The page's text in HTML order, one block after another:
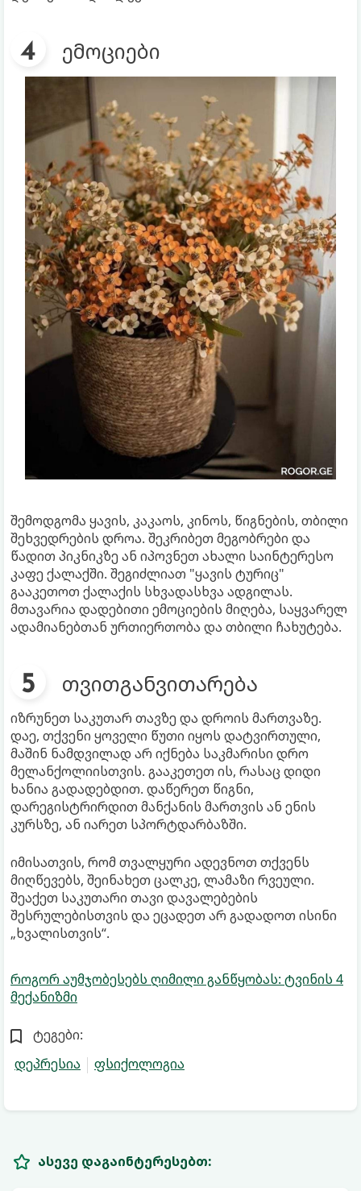
ემოციები
შემოდგომა ყავის, კაკაოს, კინოს, წიგნების, თბილი
შეხვედრების დროა. შეკრიბეთ მეგობრები და
წადით პიკნიკზე ან იპოვნეთ ახალი საინტერესო
კაფე ქალაქში. შეგიძლიათ "ყავის ტურიც"
გააკეთოთ ქალაქის სხვადასხვა ადგილას.
მთავარია დადებითი ემოციების მიღება, საყვარელ
ადამიანებთან ურთიერთობა და თბილი ჩახუტება.
თვითგანვითარება
იზრუნეთ საკუთარ თავზე და დროის მართვაზე.
დაე, თქვენი ყოველი წუთი იყოს დატვირთული,
მაშინ ნამდვილად არ იქნება საკმარისი დრო
მელანქოლიისთვის. გააკეთეთ ის, რასაც დიდი
ხანია გადადებდით. დაწერეთ წიგნი,
დარეგისტრირდით მანქანის მართვის ან ენის
კურსზე, ან იარეთ სპორტდარბაზში.
იმისათვის, რომ თვალყური ადევნოთ თქვენს
მიღწევებს, შეინახეთ ცალკე, ლამაზი რვეული.
შეაქეთ საკუთარი თავი დავალებების
შესრულებისთვის და ეცადეთ არ გადადოთ ისინი
„ხვალისთვის“.
როგორ აუმჯობესებს ღიმილი განწყობას: ტვინის 4
მექანიზმი
ტეგები:
დეპრესია
ფსიქოლოგია
ასევე დაგაინტერესებთ: